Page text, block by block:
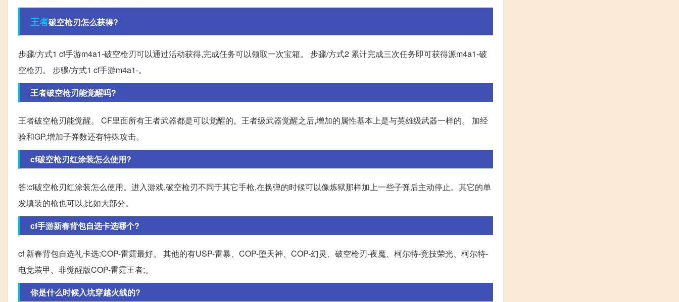
王者破空枪刃怎么获得?
步骤/方式1 cf手游m4a1-破空枪刃可以通过活动获得,完成任务可以领取一次宝箱。 步骤/方式2 累计完成三次任务即可获得源m4a1-破
空枪刃。 步骤/方式1 cf手游m4a1-。
王者破空枪刃能觉醒吗?
王者破空枪刃能觉醒。 CF里面所有王者武器都是可以觉醒的。王者级武器觉醒之后,增加的属性基本上是与英雄级武器一样的。 加经
验和GP,增加子弹数还有特殊攻击。
cf破空枪刃红涂装怎么使用?
答:cf破空枪刃红涂装怎么使用。进入游戏,破空枪刃不同于其它手枪,在换弹的时候可以像炼狱那样加上一些子弹后主动停止。其它的单
发填装的枪也可以,比如大部分。
cf手游新春背包自选卡选哪个?
cf 新春背包自选礼卡选:COP-雷霆最好。 其他的有USP-雷暴、COP-堕天神、COP-幻灵、破空枪刃-夜魔、柯尔特-竞技荣光、柯尔特-
电竞装甲、非觉醒版COP-雷霆王者;。
你是什么时候入坑穿越火线的?